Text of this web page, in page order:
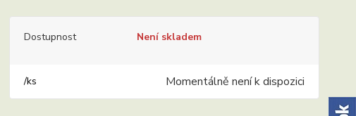
Dostupnost Není skladem
/ks Momentálně není k dispozici